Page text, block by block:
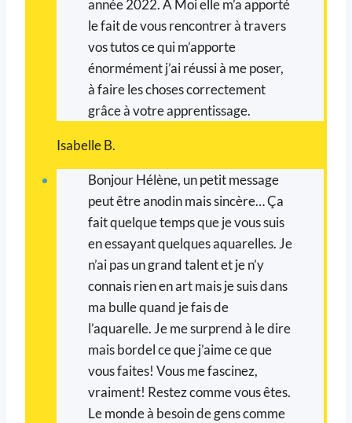
année 2022. A Moi elle m’a apporté
le fait de vous rencontrer à travers
vos tutos ce qui m’apporte
énormément j’ai réussi à me poser,
à faire les choses correctement
grâce à votre apprentissage.
Isabelle B.
Bonjour Hélène, un petit message
peut être anodin mais sincère… Ça
fait quelque temps que je vous suis
en essayant quelques aquarelles. Je
n’ai pas un grand talent et je n’y
connais rien en art mais je suis dans
ma bulle quand je fais de
l’aquarelle. Je me surprend à le dire
mais bordel ce que j’aime ce que
vous faites! Vous me fascinez,
vraiment! Restez comme vous êtes.
Le monde à besoin de gens comme